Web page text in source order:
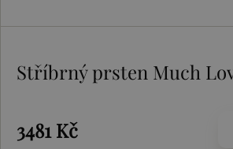
Stříbrný prsten Much
3481 Kč